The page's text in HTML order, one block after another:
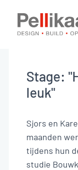
Expertises
Projecten
Contact
Stage:
leuk"
Sjors en
maanden
tijdens hun
studie